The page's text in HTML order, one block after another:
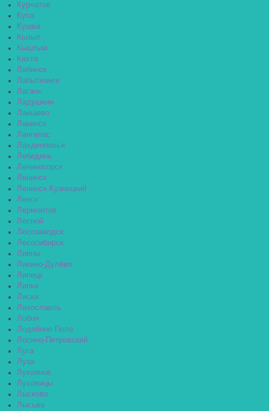
Курчатов
Куса
Кушва
Кызыл
Кыштым
Кяхта
Лабинск
Лабытнанги
Лагань
Ладушкин
Лаишево
Лакинск
Лангепас
Лахденпохья
Лебедянь
Лениногорск
Ленинск
Ленинск-Кузнецкий
Ленск
Лермонтов
Лесной
Лесозаводск
Лесосибирск
Ливны
Ликино-Дулёво
Липецк
Липки
Лиски
Лихославль
Лобня
Лодейное Поле
Лосино-Петровский
Луга
Луза
Лукоянов
Луховицы
Лысково
Лысьва